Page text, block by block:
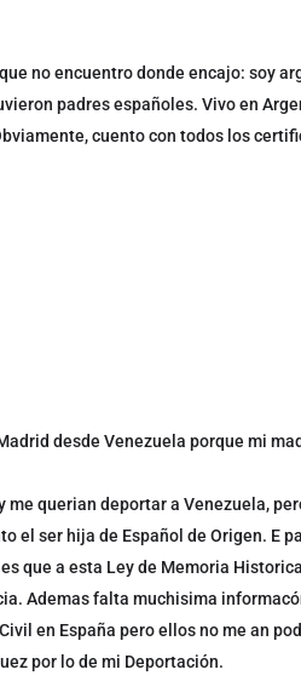
no encuentro donde encajo: soy
padres españoles. Vivo en
cuento con todos los
desde Venezuela porque mi
querian deportar a Venezuela,
el ser hija de Español de Origen. E
que a esta Ley de Memoria
Ademas falta muchisima
en España pero ellos no me an
por lo de mi Deportación.